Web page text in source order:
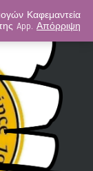
Καφεμαντεία
App. Απόρριψη